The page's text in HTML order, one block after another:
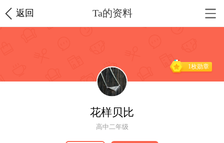
返回 Ta的资料
1枚勋章
花样贝比
高中二年级